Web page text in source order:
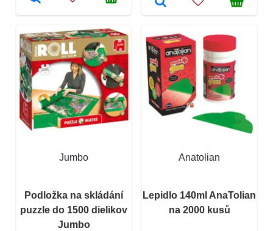
Jumbo
Podložka na skládání
puzzle do 1500 dielikov
Jumbo
Anatolian
Lepidlo 140ml AnaTolian
na 2000 kusů